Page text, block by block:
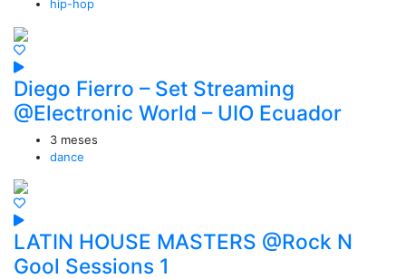
hip-hop
Diego Fierro – Set Streaming
@Electronic World – UIO Ecuador
3 meses
dance
LATIN HOUSE MASTERS @Rock N
Gool Sessions 1